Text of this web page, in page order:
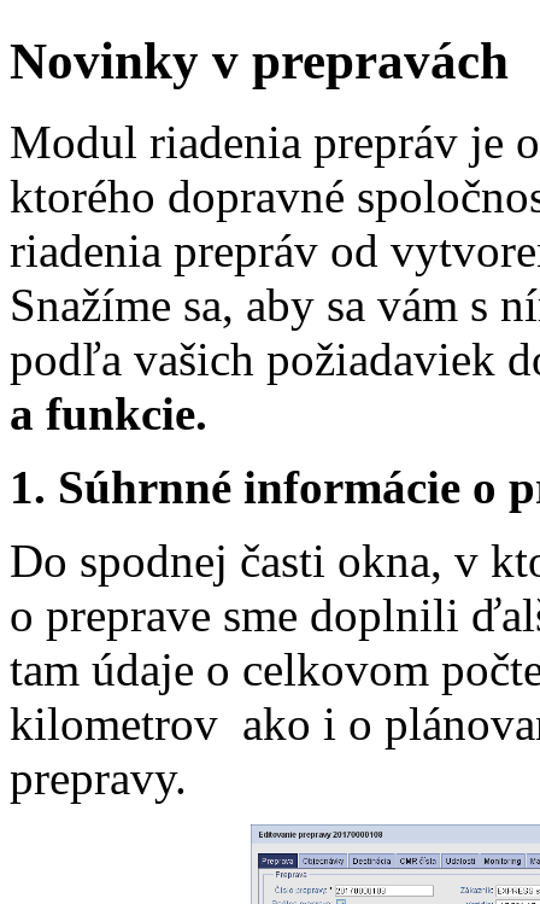
Novinky v prepravách
Modul riadenia prepráv je
ktorého dopravné
riadenia prepráv od
Snažíme sa, aby sa vám s
podľa vašich požiadaviek
a funkcie.
1. Súhrnné informácie o
Do spodnej časti okna, v
o preprave sme doplnili
tam údaje o celkovom
kilometrov ako i o
prepravy.